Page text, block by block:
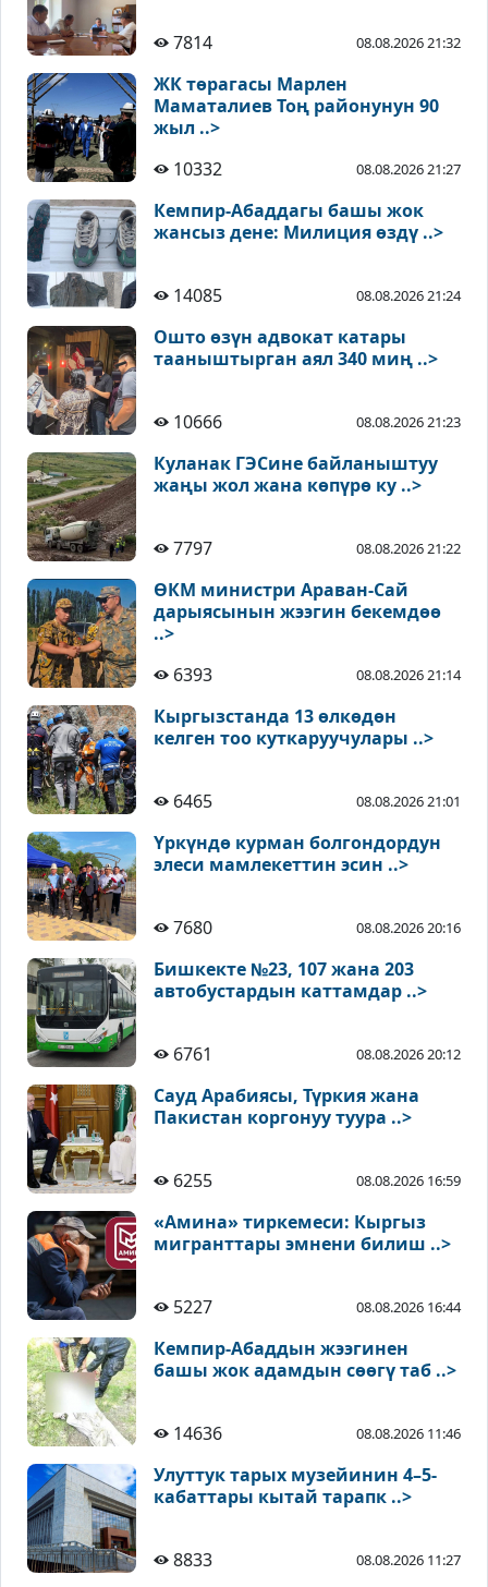
7814 08.08.2026 21:32
ЖК төрагасы Марлен
Маматалиев Тоң районунун 90
жыл ..>
10332
08.08.2026 21:27
Кемпир-Абаддагы башы жок
жансыз дене: Милиция өздү ..>
14085 08.08.2026 21:24
Ошто өзүн адвокат катары
тааныштырган аял 340 миң ..>
10666 08.08.2026 21:23
Куланак ГЭСине байланыштуу
жаңы жол жана көпүрө ку ..>
7797 08.08.2026 21:22
ӨКМ министри Араван-Сай
дарыясынын жээгин бекемдөө
..>
6393
08.08.2026 21:14
Кыргызстанда 13 өлкөдөн
келген тоо куткаруучулары ..>
6465 08.08.2026 21:01
Үркүндө курман болгондордун
элеси мамлекеттин эсин ..>
7680 08.08.2026 20:16
Бишкекте №23, 107 жана 203
автобустардын каттамдар ..>
6761 08.08.2026 20:12
Сауд Арабиясы, Түркия жана
Пакистан коргонуу туура ..>
6255 08.08.2026 16:59
«Амина» тиркемеси: Кыргыз
мигранттары эмнени билиш ..>
5227 08.08.2026 16:44
Кемпир-Абаддын жээгинен
башы жок адамдын сөөгү таб ..>
14636 08.08.2026 11:46
Улуттук тарых музейинин 4–5-
кабаттары кытай тарапк ..>
8833 08.08.2026 11:27